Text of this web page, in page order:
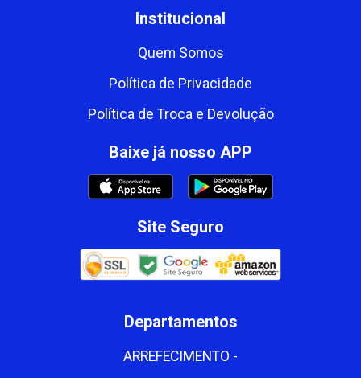
Institucional
Quem Somos
Política de Privacidade
Política de Troca e Devolução
Baixe já nosso APP
Site Seguro
Departamentos
ARREFECIMENTO -